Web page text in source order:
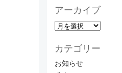
アーカイブ
ア
カ
イ
カテゴリー
お知らせ